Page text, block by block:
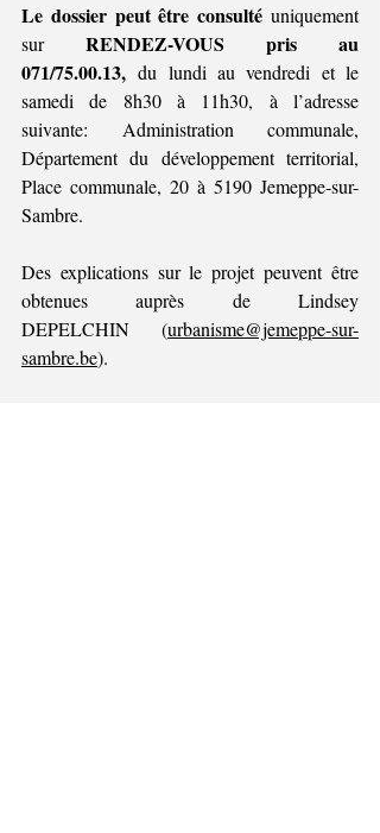
Le dossier peut être consulté uniquement
sur RENDEZ-VOUS pris au
071/75.00.13, du lundi au vendredi et le
samedi de 8h30 à 11h30, à l’adresse
suivante: Administration communale,
Département du développement territorial,
Place communale, 20 à 5190 Jemeppe-sur-
Sambre.
Des explications sur le projet peuvent être
obtenues auprès de Lindsey
DEPELCHIN (urbanisme@jemeppe-sur-
sambre.be).